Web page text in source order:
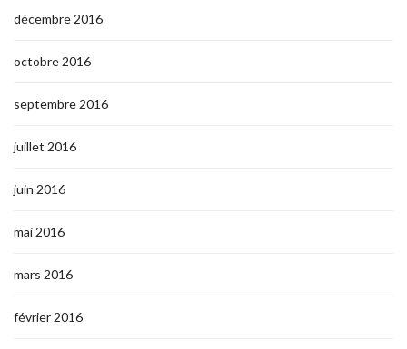
décembre 2016
octobre 2016
septembre 2016
juillet 2016
juin 2016
mai 2016
mars 2016
février 2016